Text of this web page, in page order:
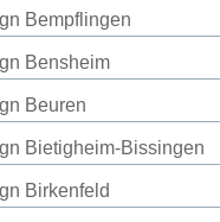
Bempflingen
Bensheim
Beuren
Bietigheim-Bissingen
Birkenfeld